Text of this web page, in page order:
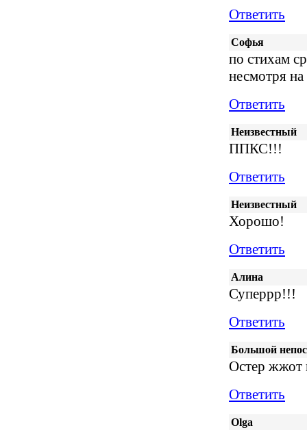
Ответить
Софья
по стихам
несмотря
Ответить
Неизвестный
ППКС!!!
Ответить
Неизвестный
Хорошо!
Ответить
Алина
Суперрр!!!
Ответить
Большой
Остер жжот
Ответить
Olga